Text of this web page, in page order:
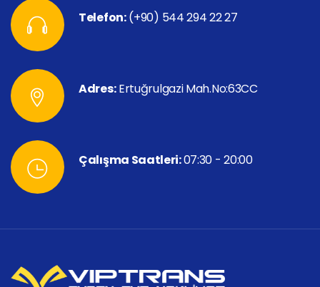
Telefon:(+90) 544 294 22 27
Adres:Ertuğrulgazi Mah.No:63CC
Çalışma Saatleri:07:30 - 20:00